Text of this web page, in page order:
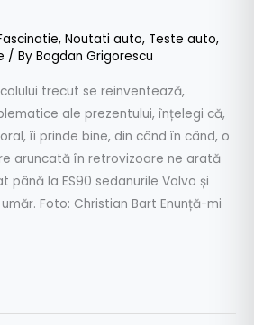
, Noutati auto, Teste auto,
/ By Bogdan Grigorescu
trecut se reinventează,
ale prezentului, înțelegi că,
îi prinde bine, din când în când, o
aruncată în retrovizoare ne arată
până la ES90 sedanurile Volvo și
Foto: Christian Bart Enunță-mi